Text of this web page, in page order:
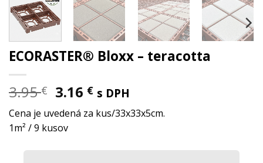
ECORASTER® Bloxx – teracotta
3.95€ Pôvodná
cena
bola:
3.95 €.
3.16 €Aktuálna
cena
je:
s DPH
Cena je uvedená za kus/33x33x5cm.
1m² / 9 kusov